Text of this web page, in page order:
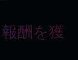
報酬を獲